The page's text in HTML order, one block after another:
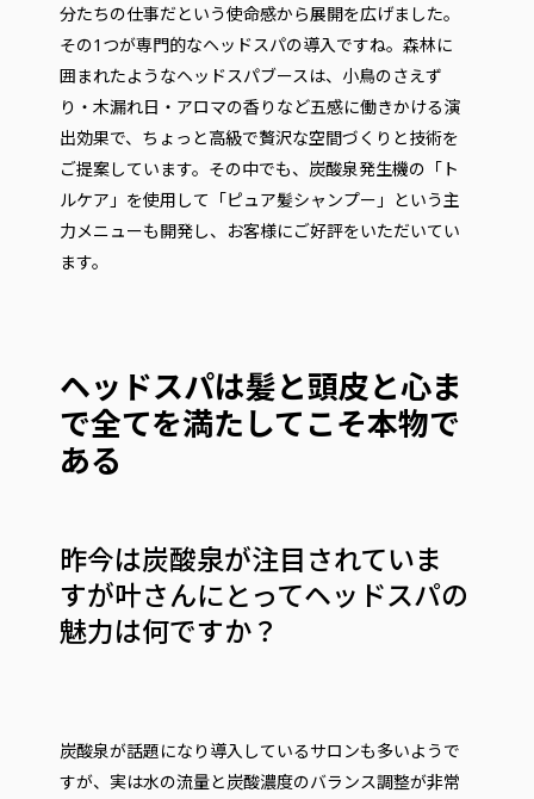
分たちの仕事だという使命感から展開を広げました。
その1つが専門的なヘッドスパの導入ですね。森林に
囲まれたようなヘッドスパブースは、小鳥のさえず
り・木漏れ日・アロマの香りなど五感に働きかける演
出効果で、ちょっと高級で贅沢な空間づくりと技術を
ご提案しています。その中でも、炭酸泉発生機の「ト
ルケア」を使用して「ピュア髪シャンプー」という主
力メニューも開発し、お客様にご好評をいただいてい
ます。
ヘッドスパは髪と頭皮と心ま
で全てを満たしてこそ本物で
ある
昨今は炭酸泉が注目されていま
すが叶さんにとってヘッドスパの
魅力は何ですか？
炭酸泉が話題になり導入しているサロンも多いようで
すが、実は水の流量と炭酸濃度のバランス調整が非常